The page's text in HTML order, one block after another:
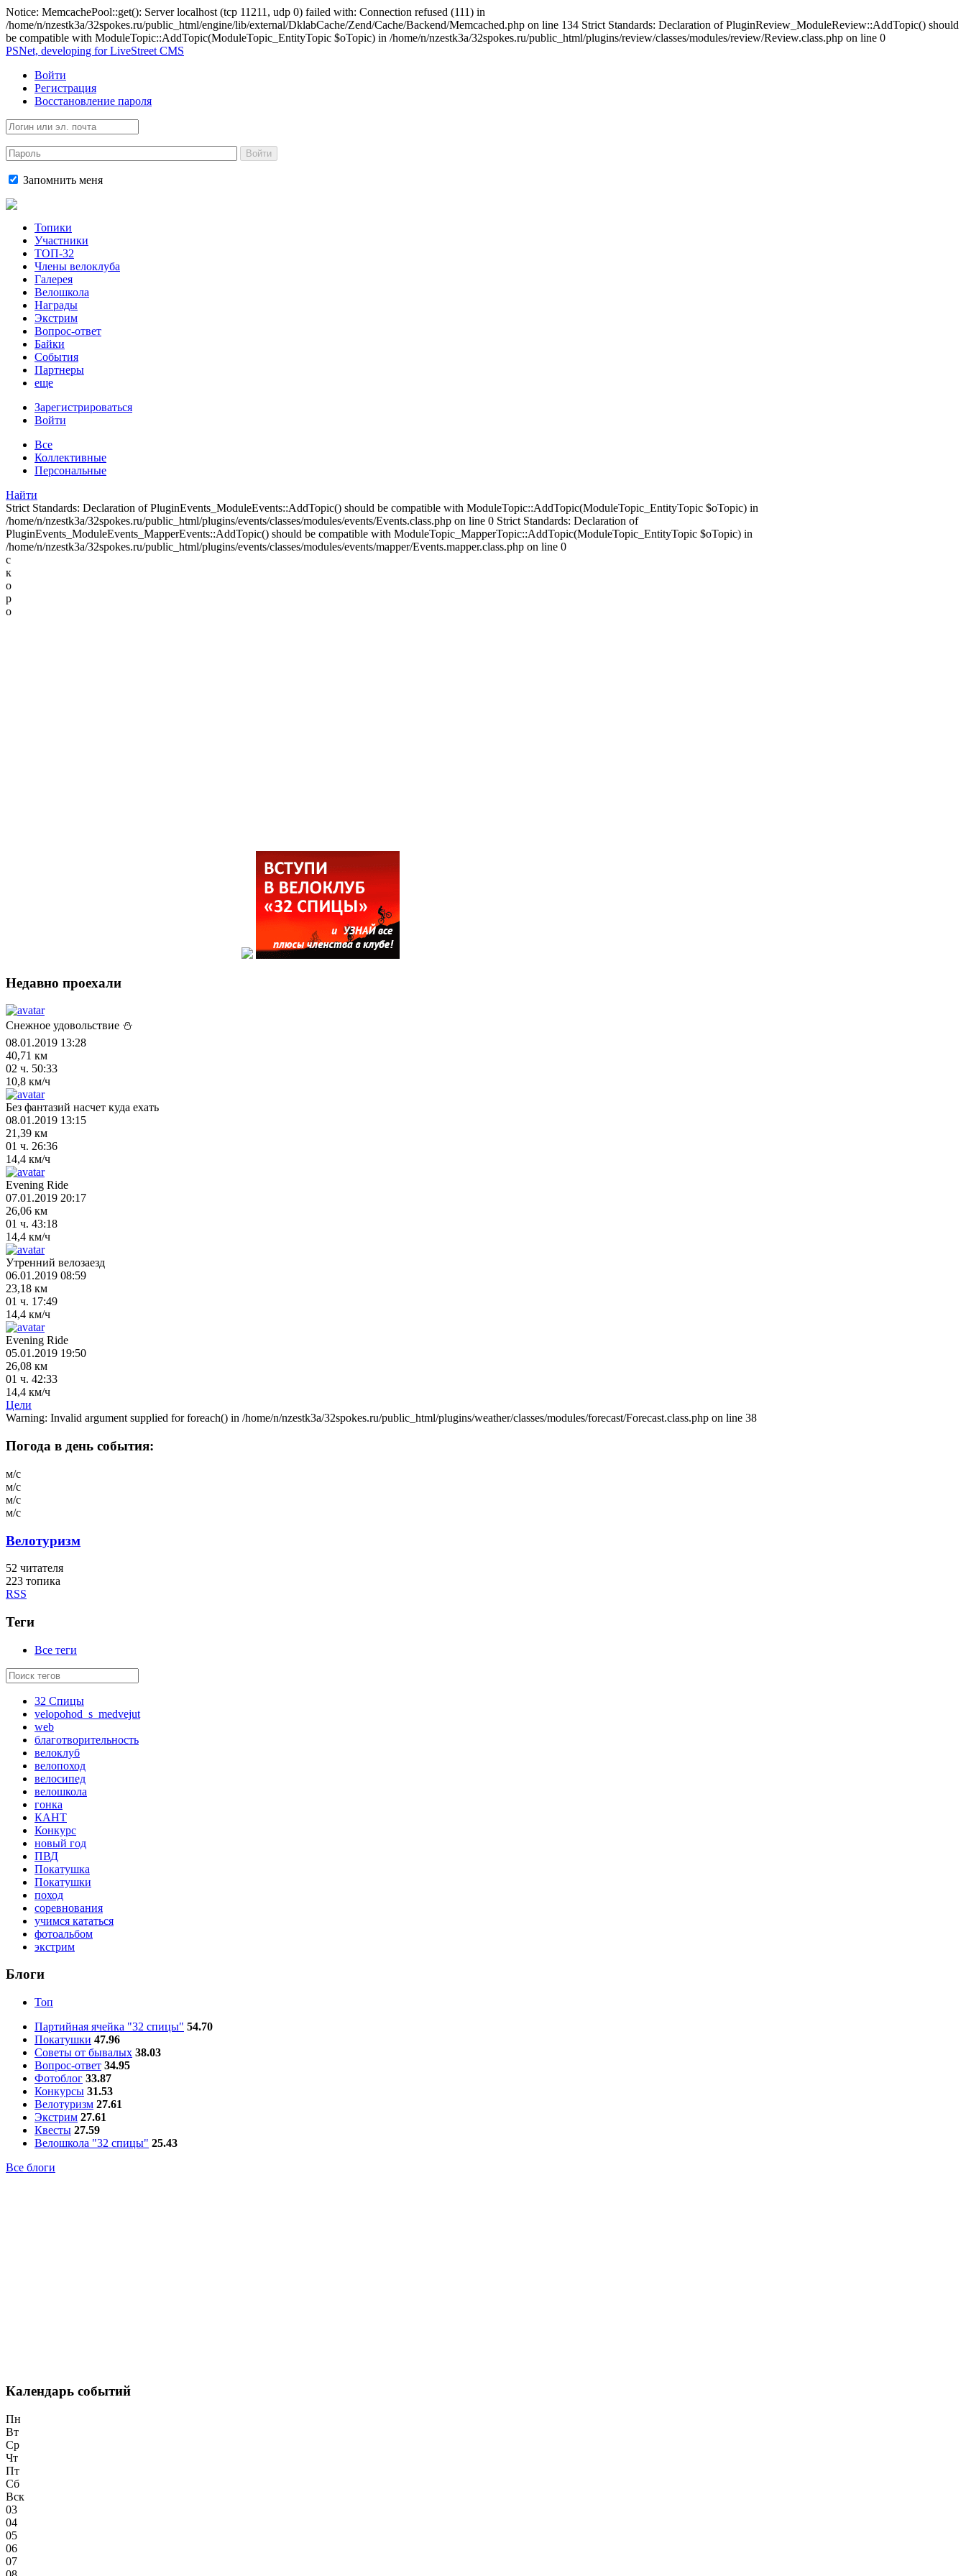
Notice: MemcachePool::get(): Server localhost (tcp 11211, udp 0) failed with: Connection refused (111) in
/home/n/nzestk3a/32spokes.ru/public_html/engine/lib/external/DklabCache/Zend/Cache/Backend/Memcached.php on line 134 Strict Standards: Declaration of PluginReview_ModuleReview::AddTopic() should
be compatible with ModuleTopic::AddTopic(ModuleTopic_EntityTopic $oTopic) in /home/n/nzestk3a/32spokes.ru/public_html/plugins/review/classes/modules/review/Review.class.php on line 0
PSNet, developing for LiveStreet CMS
Войти
Регистрация
Восстановление пароля
Войти
Запомнить меня
Топики
Участники
ТОП-32
Члены велоклуба
Галерея
Велошкола
Награды
Экстрим
Вопрос-ответ
Байки
События
Партнеры
еще
Зарегистрироваться
Войти
Все
Коллективные
Персональные
Найти
Strict Standards: Declaration of PluginEvents_ModuleEvents::AddTopic() should be compatible with ModuleTopic::AddTopic(ModuleTopic_EntityTopic $oTopic) in
/home/n/nzestk3a/32spokes.ru/public_html/plugins/events/classes/modules/events/Events.class.php on line 0 Strict Standards: Declaration of
PluginEvents_ModuleEvents_MapperEvents::AddTopic() should be compatible with ModuleTopic_MapperTopic::AddTopic(ModuleTopic_EntityTopic $oTopic) in
/home/n/nzestk3a/32spokes.ru/public_html/plugins/events/classes/modules/events/mapper/Events.mapper.class.php on line 0
с
к
о
р
о
Недавно проехали
Снежное удовольствие ⛄
08.01.2019 13:28
40,71 км
02 ч. 50:33
10,8 км/ч
Без фантазий насчет куда ехать
08.01.2019 13:15
21,39 км
01 ч. 26:36
14,4 км/ч
Evening Ride
07.01.2019 20:17
26,06 км
01 ч. 43:18
14,4 км/ч
Утренний велозаезд
06.01.2019 08:59
23,18 км
01 ч. 17:49
14,4 км/ч
Evening Ride
05.01.2019 19:50
26,08 км
01 ч. 42:33
14,4 км/ч
Цели
Warning: Invalid argument supplied for foreach() in /home/n/nzestk3a/32spokes.ru/public_html/plugins/weather/classes/modules/forecast/Forecast.class.php on line 38
Погода в день события:
м/с
м/с
м/с
м/с
Велотуризм
52 читателя
223 топика
RSS
Теги
Все теги
32 Спицы
velopohod_s_medvejut
web
благотворительность
велоклуб
велопоход
велосипед
велошкола
гонка
КАНТ
Конкурс
новый год
ПВД
Покатушка
Покатушки
поход
соревнования
учимся кататься
фотоальбом
экстрим
Блоги
Топ
Партийная ячейка "32 спицы" 54.70
Покатушки 47.96
Советы от бывалых 38.03
Вопрос-ответ 34.95
Фотоблог 33.87
Конкурсы 31.53
Велотуризм 27.61
Экстрим 27.61
Квесты 27.59
Велошкола "32 спицы" 25.43
Все блоги
Календарь событий
Пн
Вт
Ср
Чт
Пт
Сб
Вск
03
04
05
06
07